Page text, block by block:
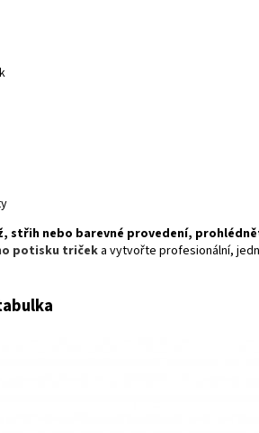
střih nebo barevné provedení,
potisku triček a vytvořte profesionální,